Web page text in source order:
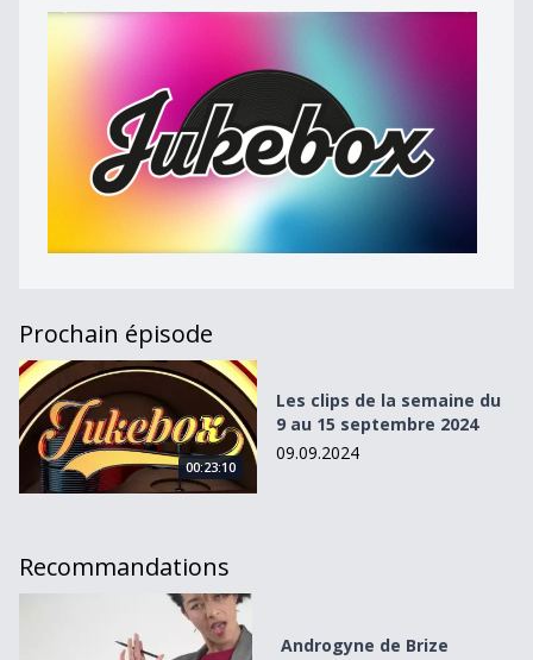
Prochain épisode
Les clips de la semaine du 9 au 15 septembre 2024
00:23:10
Les clips de la semaine du
9 au 15 septembre 2024
09.09.2024
Recommandations
Androgyne de Brize
Androgyne de Brize